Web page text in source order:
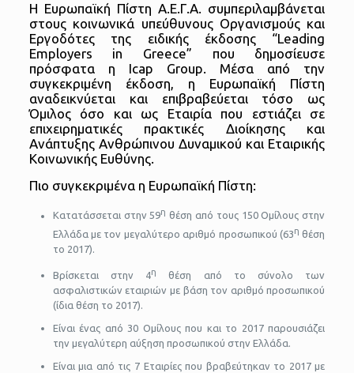
Η Ευρωπαϊκή Πίστη Α.Ε.Γ.Α. συμπεριλαμβάνεται
στους κοινωνικά υπεύθυνους Οργανισμούς και
Εργοδότες της ειδικής έκδοσης “Leading
Employers in Greece” που δημοσίευσε
πρόσφατα η Icap Group. Μέσα από την
συγκεκριμένη έκδοση, η Ευρωπαϊκή Πίστη
αναδεικνύεται και επιβραβεύεται τόσο ως
Όμιλος όσο και ως Εταιρία που εστιάζει σε
επιχειρηματικές πρακτικές Διοίκησης και
Ανάπτυξης Ανθρώπινου Δυναμικού και Εταιρικής
Κοινωνικής Ευθύνης.
Πιο συγκεκριμένα η Ευρωπαϊκή Πίστη:
Κατατάσσεται στην 59η θέση από τους 150 Ομίλους στην
Ελλάδα με τον μεγαλύτερο αριθμό προσωπικού (63η θέση
το 2017).
Βρίσκεται στην 4η
θέση από το σύνολο των
ασφαλιστικών εταιριών με βάση τον αριθμό προσωπικού
(ίδια θέση το 2017).
Είναι ένας από 30 Ομίλους που και το 2017 παρουσιάζει
την μεγαλύτερη αύξηση προσωπικού στην Ελλάδα.
Είναι μια από τις 7 Εταιρίες που βραβεύτηκαν το 2017 με